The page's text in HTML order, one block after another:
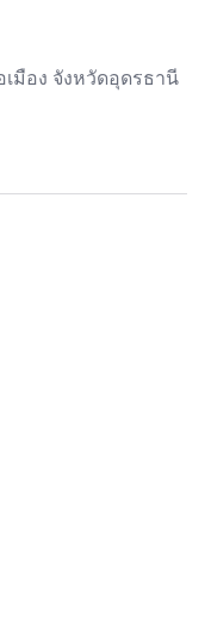
มือง จังหวัดอุดรธานี